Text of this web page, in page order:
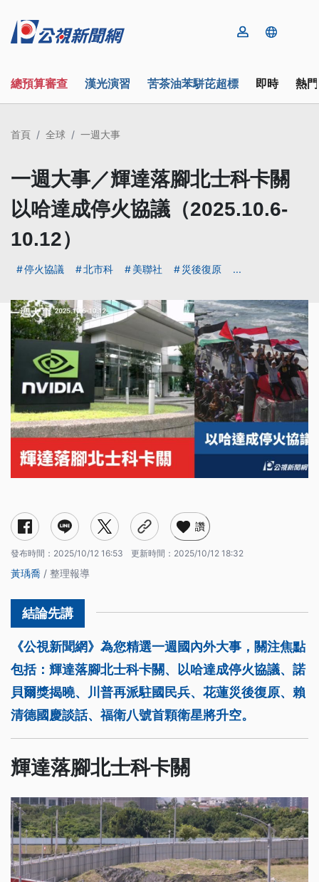
總預算審查 漢光演習 苦茶油苯駢芘超標 即時 熱
首頁 全球 一週大事
一週大事／輝達落腳北士科卡關
以哈達成停火協議（2025.10.6-
10.12）
停火協議 北市科 美聯社 災後復原 ...
輝達落腳北士科卡關
以哈達成停火協議（10/9）
諾貝爾獎揭曉
川普再派駐國民兵
花蓮災後復原
賴清德國慶談話（10/10）
福衛八號首顆衛星將升空
讚
發布時間： 2025/10/12 16:53 更新時間： 2025/10/12 18:32
黃瑀喬 / 整理報導
《公視新聞網》為您精選一週國內外大事，關注焦點
包括：輝達落腳北士科卡關、以哈達成停火協議、諾
貝爾獎揭曉、川普再派駐國民兵、花蓮災後復原、賴
清德國慶談話、福衛八號首顆衛星將升空。
輝達落腳北士科卡關